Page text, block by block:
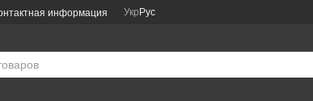
информация Укр Рус